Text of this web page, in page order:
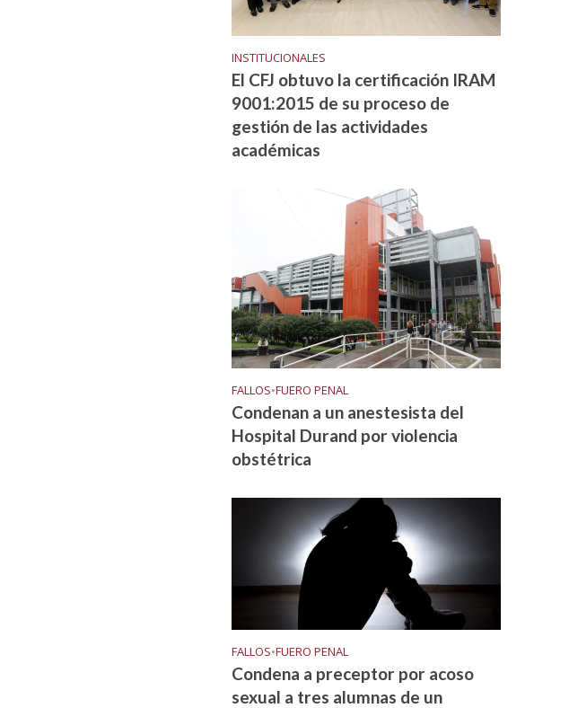
INSTITUCIONALES
El CFJ obtuvo la certificación IRAM
9001:2015 de su proceso de
gestión de las actividades
académicas
FALLOS•FUERO PENAL
Condenan a un anestesista del
Hospital Durand por violencia
obstétrica
FALLOS•FUERO PENAL
Condena a preceptor por acoso
sexual a tres alumnas de un